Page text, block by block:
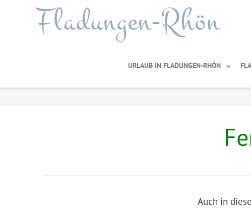
Fladungen-Rhön
URLAUB IN FLADUNGEN-RHÖN
Auch in